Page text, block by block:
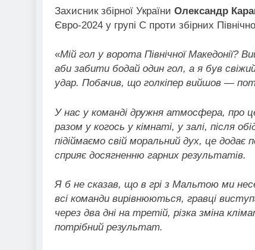
Захисник збірної України Олександр
Євро-2024 у групі С проти збірних
«Мій гол у ворота Північної Македонії?
аби забити бодай один гол, а я був
удар. Побачив, що голкіпер вийшов —
У нас у команді дружня атмосфера, про
разом у когось у кімнаті, у залі, після
підіймаємо свій моральний дух, це
сприяє досягненню гарних результатів.
Я б не сказав, що в грі з Мальтою ми
всі команди вирівнюються, гравці
через два дні на третій, різка зміна
потрібний результат.